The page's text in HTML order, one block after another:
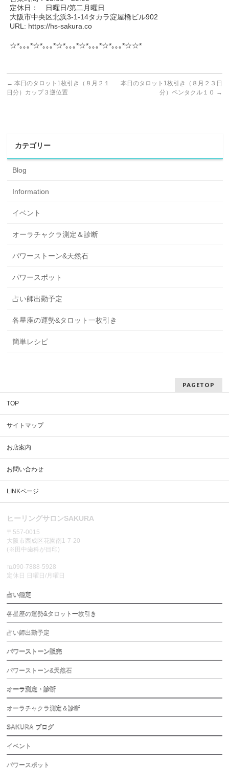
定休日： 日曜日/第二月曜日
大阪市中央区北浜3-1-14タカラ淀屋橋ビル902
URL: https://hs-sakura.co
☆*｡｡｡*☆*｡｡｡*☆*｡｡｡*☆*｡｡｡*☆*｡｡｡*☆☆*
← 本日のタロット1枚引き（８月２１
日分）カップ３逆位置
本日のタロット1枚引き（８月２３日
分）ペンタクル１０ →
カテゴリー
Blog
Information
イベント
オーラチャクラ測定＆診断
パワーストーン&天然石
パワースポット
占い師出勤予定
各星座の運勢&タロット一枚引き
簡単レシピ
PAGETOP
TOP
サイトマップ
お店案内
お問い合わせ
LINKページ
ヒーリングサロンSAKURA
〒557-0015
大阪市西成区花園南1-7-20
(※田中歯科が目印)
℡090-7888-5928
定休日 日曜日/月曜日
占い鑑定
各星座の運勢&タロット一枚引き
占い師出勤予定
パワーストーン販売
パワーストーン&天然石
オーラ測定・診断
オーラチャクラ測定＆診断
SAKURA ブログ
イベント
パワースポット